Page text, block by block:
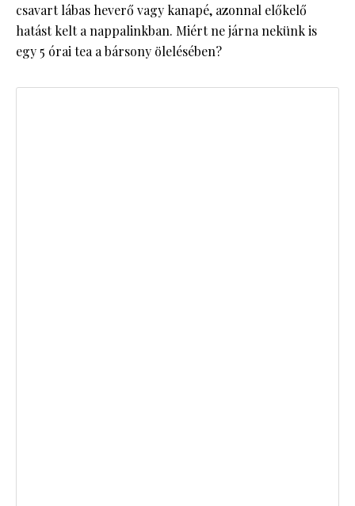
csavart lábas heverő vagy kanapé, azonnal előkelő
hatást kelt a nappalinkban. Miért ne járna nekünk is
egy 5 órai tea a bársony ölelésében?